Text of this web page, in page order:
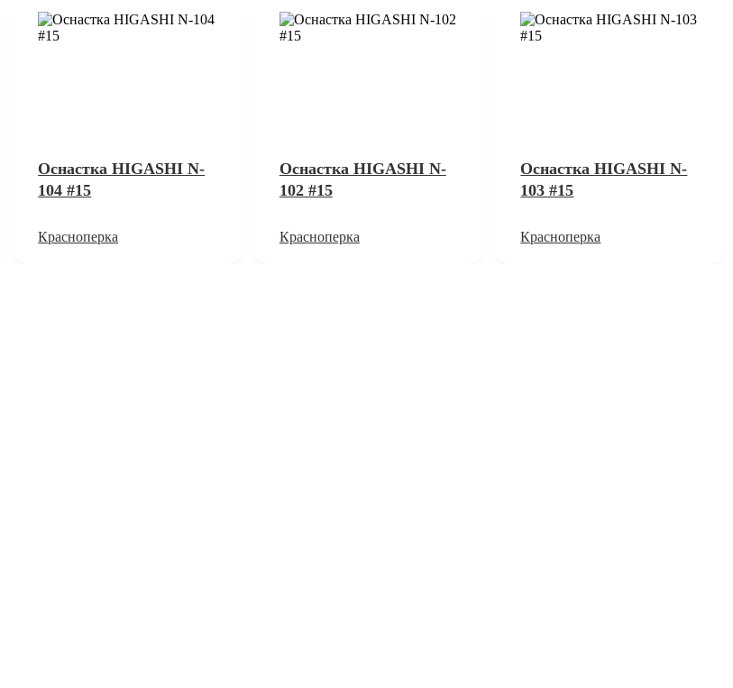
Оснастка HIGASHI N-
104 #15
Красноперка
Оснастка HIGASHI N-
102 #15
Красноперка
Оснастка HIGASHI N-
103 #15
Красноперка